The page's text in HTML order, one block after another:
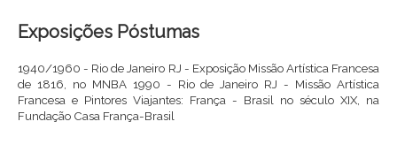
Exposições Póstumas
1940/1960 - Rio de Janeiro RJ - Exposição Missão Artística Francesa
de 1816, no MNBA 1990 - Rio de Janeiro RJ - Missão Artística
Francesa e Pintores Viajantes: França - Brasil no século XIX, na
Fundação Casa França-Brasil